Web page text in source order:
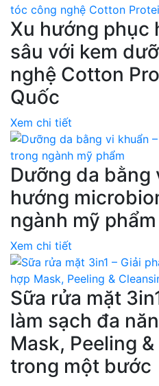
Xu hướng phục
sâu với kem
nghệ Cotton
Quốc
Xem chi tiết
Dưỡng da bằng
hướng
ngành mỹ phẩm
Xem chi tiết
Sữa rửa mặt
làm sạch đa
Mask, Peeling
trong một bước